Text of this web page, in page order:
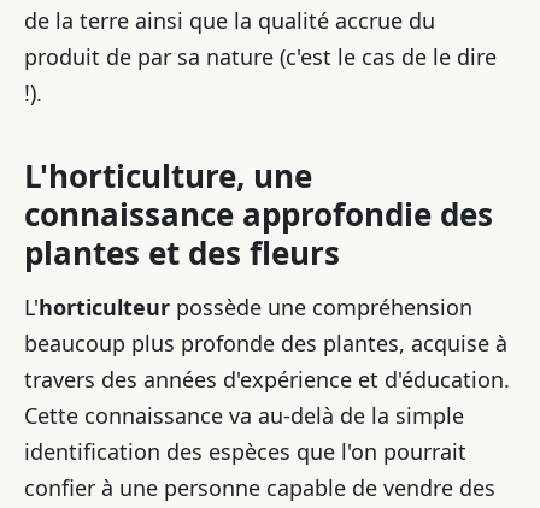
de la terre ainsi que la qualité accrue du
produit de par sa nature (c'est le cas de le dire
!).
L'horticulture, une
connaissance approfondie des
plantes et des fleurs
L'horticulteur possède une compréhension
beaucoup plus profonde des plantes, acquise à
travers des années d'expérience et d'éducation.
Cette connaissance va au-delà de la simple
identification des espèces que l'on pourrait
confier à une personne capable de vendre des